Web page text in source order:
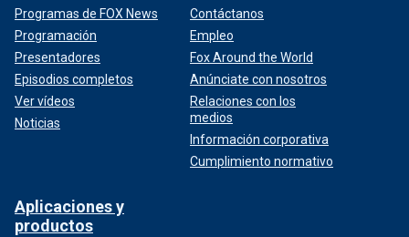
Programas de FOX News
Programación
Presentadores
Episodios completos
Ver vídeos
Noticias
Contáctanos
Empleo
Fox Around the World
Anúnciate con nosotros
Relaciones con los
medios
Información corporativa
Cumplimiento normativo
Aplicaciones y
productos